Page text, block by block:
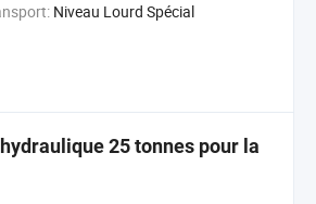
Niveau Lourd Spécial
25 tonnes pour la